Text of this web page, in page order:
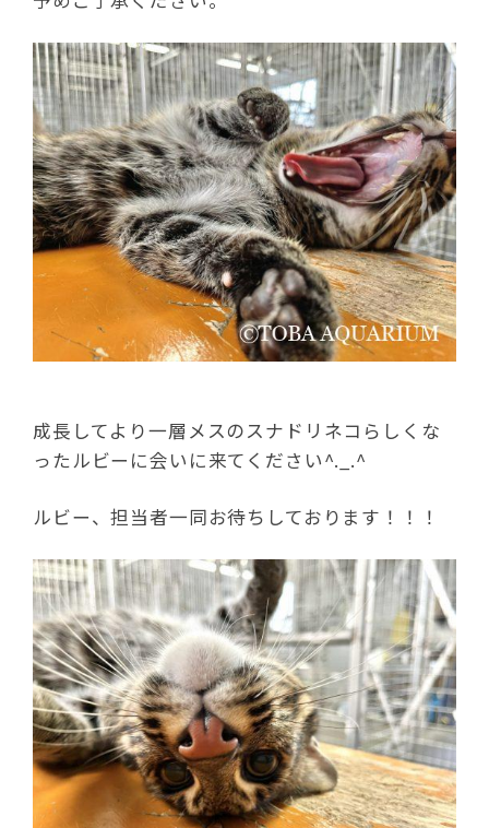
成長してより一層メスのスナドリネコらしくな
ったルビーに会いに来てください^._.^
ルビー、担当者一同お待ちしております！！！